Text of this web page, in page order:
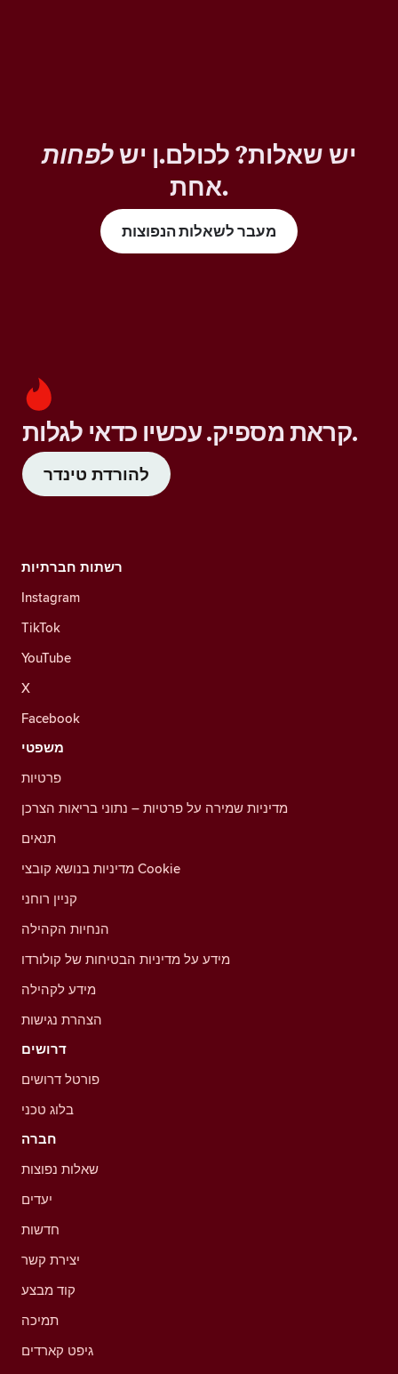
יש שאלות? לכולם.ן ישלפחות
אחת.
מעבר לשאלות הנפוצות
קראת מספיק. עכשיו כדאי לגלות.
להורדת טינדר
רשתות חברתיות
Instagram
TikTok
YouTube
X
Facebook
משפטי
פרטיות
מדיניות שמירה על פרטיות – נתוני בריאות הצרכן
תנאים
מדיניות בנושא קובצי Cookie
קניין רוחני
הנחיות הקהילה
מידע על מדיניות הבטיחות של קולורדו
מידע לקהילה
הצהרת נגישות
דרושים
פורטל דרושים
בלוג טכני
חברה
שאלות נפוצות
יעדים
חדשות
יצירת קשר
קוד מבצע
תמיכה
גיפט קארדים